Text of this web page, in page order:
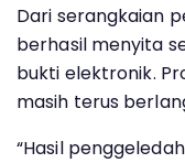
Dari serangkaian
berhasil menyita
bukti elektronik.
masih terus
“Hasil